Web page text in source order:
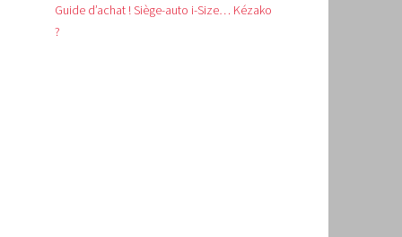
Guide d’achat ! Siège-auto i-Size… Kézako
?